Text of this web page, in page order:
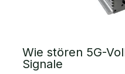
Wie stören 5G-
Signale